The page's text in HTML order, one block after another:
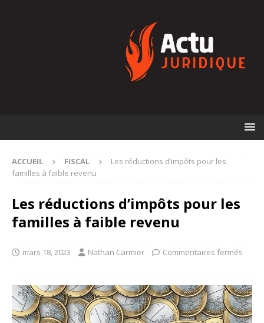
ACCUEIL FISCAL
Les réductions d’impôts pour les
familles à faible revenu
Les réductions d’impôts pour les
familles à faible revenu
mars 18, 2023 Nathan Carmier Commentaires fermés